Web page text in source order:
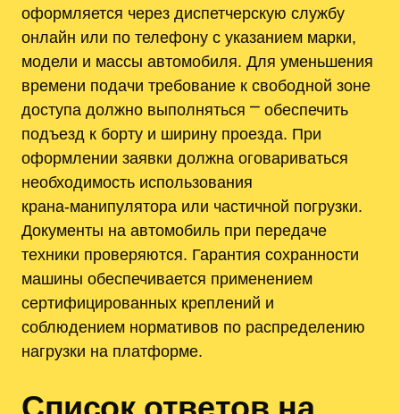
оформляется через диспетчерскую службу
онлайн или по телефону с указанием марки,
модели и массы автомобиля. Для уменьшения
времени подачи требование к свободной зоне
доступа должно выполняться ⎻ обеспечить
подъезд к борту и ширину проезда. При
оформлении заявки должна оговариваться
необходимость использования
крана‑манипулятора или частичной погрузки.
Документы на автомобиль при передаче
техники проверяются. Гарантия сохранности
машины обеспечивается применением
сертифицированных креплений и
соблюдением нормативов по распределению
нагрузки на платформе.